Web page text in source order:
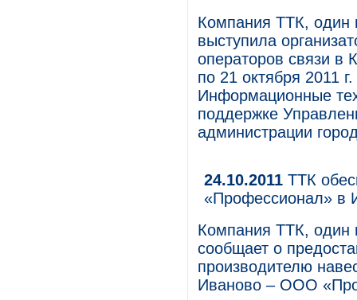
Компания ТТК, один
выступила
операторов связи в
по 21 октября 2011
Информационные
поддержке
администрации
24.10.2011 ТТК
«Профессионал» в
Компания ТТК, один
сообщает о
производителю
Иваново – ООО